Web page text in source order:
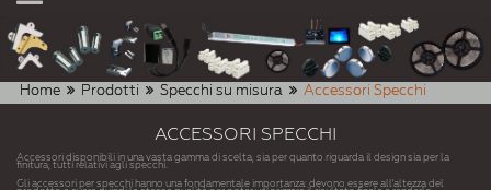
Home Prodotti Specchi su misura Accessori Specchi
ACCESSORI SPECCHI
Accessori disponibili in una vasta gamma di scelta, sia per quanto riguarda il design sia per la
finitura, tutti relativi agli specchi.
Gli accessori per specchi hanno una fondamentale importanza: devono essere all'altezza del